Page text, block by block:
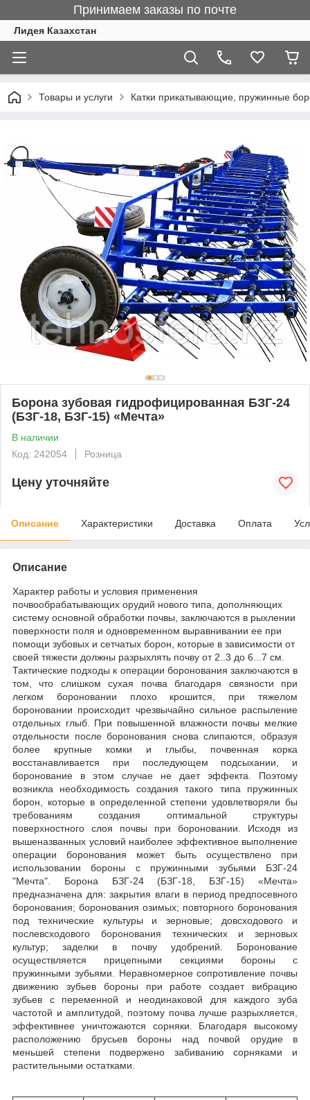
Принимаем заказы по почте
Лидея Казахстан
Товары и услуги Катки прикатывающие, пружинные
Борона зубовая гидрофицированная БЗГ-24
(БЗГ-18, БЗГ-15) «Мечта»
В наличии
Код: 242054
Розница
Цену уточняйте
Описание Характеристики Доставка Оплата
Описание
Характер работы и условия применения
почвообрабатывающих орудий нового типа, дополняющих
систему основной обработки почвы, заключаются в рыхлении
поверхности поля и одновременном выравнивании ее при
помощи зубовых и сетчатых борон, которые в зависимости от
своей тяжести должны разрыхлять почву от 2..3 до 6...7 см.
Тактические подходы к операции боронования заключаются в
том, что слишком сухая почва благодаря связности при
легком бороновании плохо крошится, при тяжелом
бороновании происходит чрезвычайно сильное распыление
отдельных глыб. При повышенной влажности почвы мелкие
отдельности после боронования снова слипаются, образуя
более крупные комки и глыбы, почвенная корка
восстанавливается при последующем подсыхании, и
боронование в этом случае не дает эффекта. Поэтому
возникла необходимость создания такого типа пружинных
борон, которые в определенной степени удовлетворяли бы
требованиям создания оптимальной структуры
поверхностного слоя почвы при бороновании. Исходя из
вышеназванных условий наиболее эффективное выполнение
операции боронования может быть осуществлено при
использовании бороны с пружинными зубьями БЗГ-24
"Мечта". Борона БЗГ-24 (БЗГ-18, БЗГ-15) «Мечта»
предназначена для: закрытия влаги в период предпосевного
боронования; боронования озимых; повторного боронования
под технические культуры и зерновые; довсходового и
послевсходового боронования технических и зерновых
культур; заделки в почву удобрений. Боронование
осуществляется прицепными секциями бороны с
пружинными зубьями. Неравномерное сопротивление почвы
движению зубьев бороны при работе создает вибрацию
зубьев с переменной и неодинаковой для каждого зуба
частотой и амплитудой, поэтому почва лучше разрыхляется,
эффективнее уничтожаются сорняки. Благодаря высокому
расположению брусьев бороны над почвой орудие в
меньшей степени подвержено забиванию сорняками и
растительными остатками.